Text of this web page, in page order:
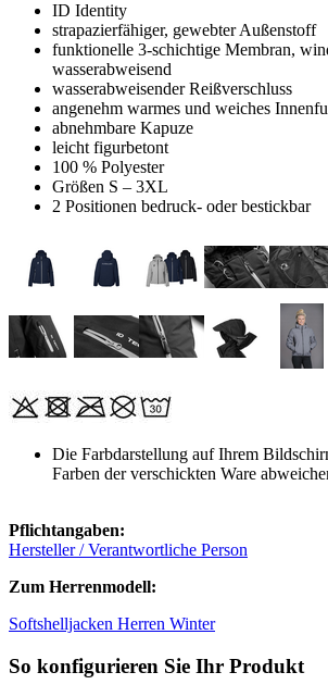
ID Identity
strapazierfähiger, gewebter Außenstoff
funktionelle 3-schichtige Membran,
wasserabweisend
wasserabweisender Reißverschluss
angenehm warmes und weiches
abnehmbare Kapuze
leicht figurbetont
100 % Polyester
Größen S – 3XL
2 Positionen bedruck- oder bestickbar
Die Farbdarstellung auf Ihrem
Farben der verschickten Ware
Pflichtangaben:
Hersteller / Verantwortliche Person
Zum Herrenmodell:
Softshelljacken Herren Winter
So konfigurieren Sie Ihr Produkt